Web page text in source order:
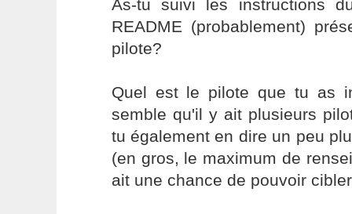
As-tu suivi les instructions
README (probablement)
pilote?
Quel est le pilote que tu as
semble qu'il y ait plusieurs
tu également en dire un peu
(en gros, le maximum de
ait une chance de pouvoir